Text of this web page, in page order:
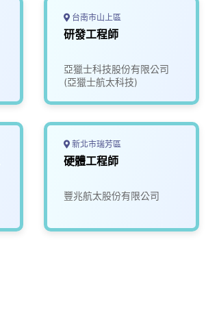
台南市山上區
研發工程師
亞獵士科技股份有限公司
(亞獵士航太科技)
新北市瑞芳區
硬體工程師
豐兆航太股份有限公司